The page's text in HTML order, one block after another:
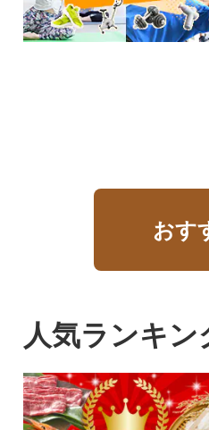
おす
人気ランキン